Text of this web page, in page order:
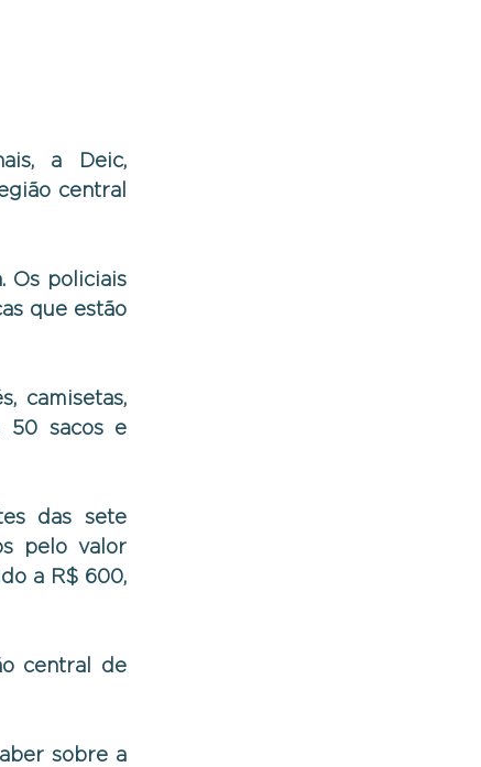
a Deic,
central
Os policiais
que estão
camisetas,
50 sacos e
das sete
pelo valor
a R$ 600,
central de
sobre a